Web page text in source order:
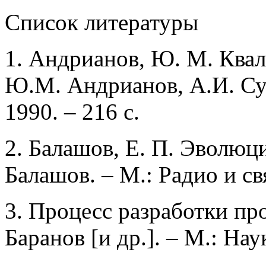
Список литературы
1. Андрианов, Ю. М.
Ю.М. Андрианов, А.И.
1990. – 216 с.
2. Балашов, Е. П.
Балашов. – М.: Радио и
3. Процесс разработки
Баранов [и др.]. – М.: